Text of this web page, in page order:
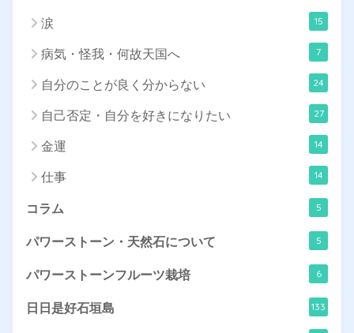
涙 15
病気・怪我・何故天国へ 7
自分のことが良く分からない 24
自己否定・自分を好きになりたい 27
金運 14
仕事 14
コラム 5
パワーストーン・天然石について 5
パワーストーンフルーツ栽培 6
日日是好石垣島 133